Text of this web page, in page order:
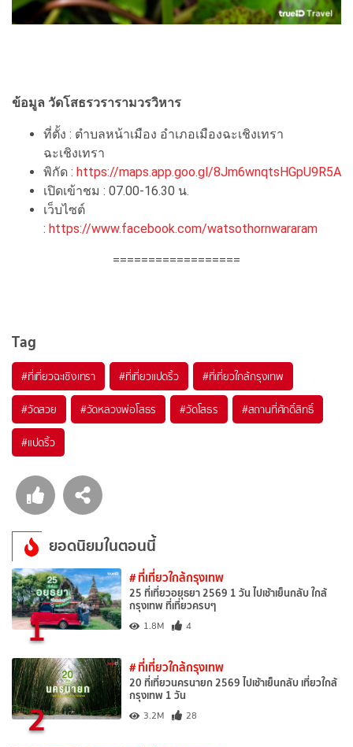
ข้อมูล วัดโสธรวรารามวรวิหาร
ที่ตั้ง : ตำบลหน้าเมือง อำเภอเมืองฉะเชิงเทรา
ฉะเชิงเทรา
พิกัด : https://maps.app.goo.gl/8Jm6wnqtsHGpU9R5A
เปิดเข้าชม : 07.00-16.30 น.
เว็บไซต์
: https://www.facebook.com/watsothornwararam
==================
Tag
#ที่เที่ยวฉะเชิงเทรา #ที่เที่ยวแปดริ้ว #ที่เที่ยวใกล้กรุงเทพ
#วัดสวย #วัดหลวงพ่อโสธร #วัดโสธร #สถานที่ศักดิ์สิทธิ์
#แปดริ้ว
ยอดนิยมในตอนนี้
1
# ที่เที่ยวใกล้กรุงเทพ
25 ที่เที่ยวอยุธยา 2569 1 วัน ไปเช้าเย็นกลับ ใกล้
กรุงเทพ ที่เที่ยวครบๆ
1.8M 4
2
# ที่เที่ยวใกล้กรุงเทพ
20 ที่เที่ยวนครนายก 2569 ไปเช้าเย็นกลับ เที่ยวใกล้
กรุงเทพ 1 วัน
3.2M 28